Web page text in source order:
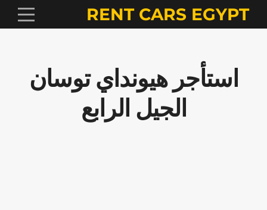
RENT CARS EGYPT
استأجر هيونداي توسان
الجيل الرابع